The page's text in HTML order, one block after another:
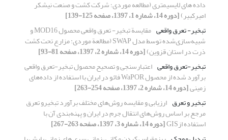
داده های لایسیمتری (مطالعه موردی؛ شرکت کشت و صنعت نیشکر
امیرکبیر)[دوره 14، شماره 1، 1397، صفحه 125-139]
تبخیر- تعرق واقعی
مقایسة تبخیر- تعرق واقعی محصول MOD16 و
شبیه‌سازی‌شده توسط مدل SWAP (مطالعة موردی: مزارع تحت کشت
ذرت در استان قزوین)[دوره 14، شماره 2، 1397، صفحه 81-93]
تبخیر-تعرق واقعی اعتبارسنجی و تصحیح محصول تبخیر-تعرق واقعی
برآورد شده از محصول WaPOR فائو در ایران با استفاده از داده‌های
زمینی[دوره 14، شماره 2، 1397، صفحه 254-263]
تبخیر و تعرق ارزیابی و مقایسه روش‌های مختلف برآورد تبخیرو تعرق
مرجع بر اساس روش‌های انتقال جرم در ایران و پهنه‌بندی آن با
استفاده ازGIS
[دوره 14، شماره 3، 1397، صفحه 263-267]